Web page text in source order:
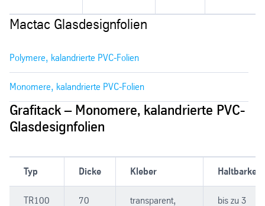
Mactac Glasdesignfolien
Polymere, kalandrierte PVC-Folien
Monomere, kalandrierte PVC-Folien
Grafitack – Monomere, kalandrierte PVC-
Glasdesignfolien
Typ Dicke Kleber Haltbarkeit
TR100 70 transparent, bis zu 3